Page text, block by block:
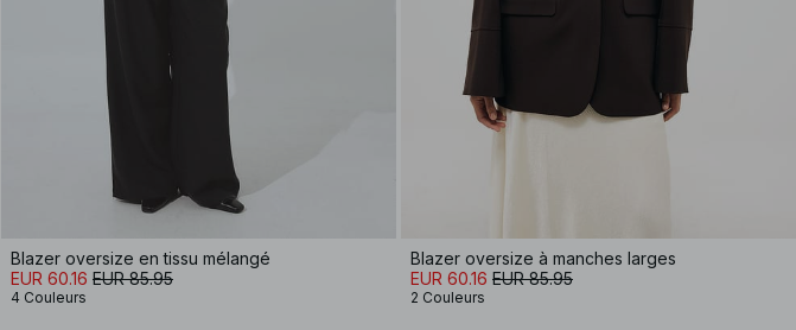
Blazer oversize en tissu mélangé
EUR 60.16 EUR 85.95
4 Couleurs
Blazer oversize à manches larges
EUR 60.16 EUR 85.95
2 Couleurs